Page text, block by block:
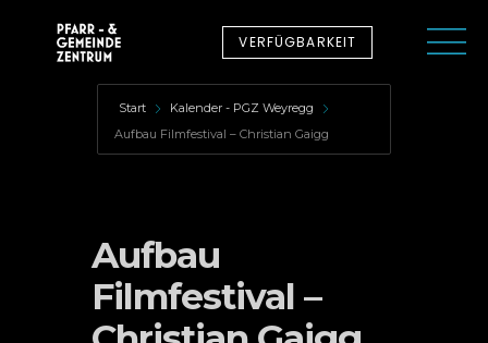
VERFÜGBARKEIT
Start
Kalender - PGZ Weyregg
Aufbau Filmfestival – Christian Gaigg
Aufbau
Filmfestival –